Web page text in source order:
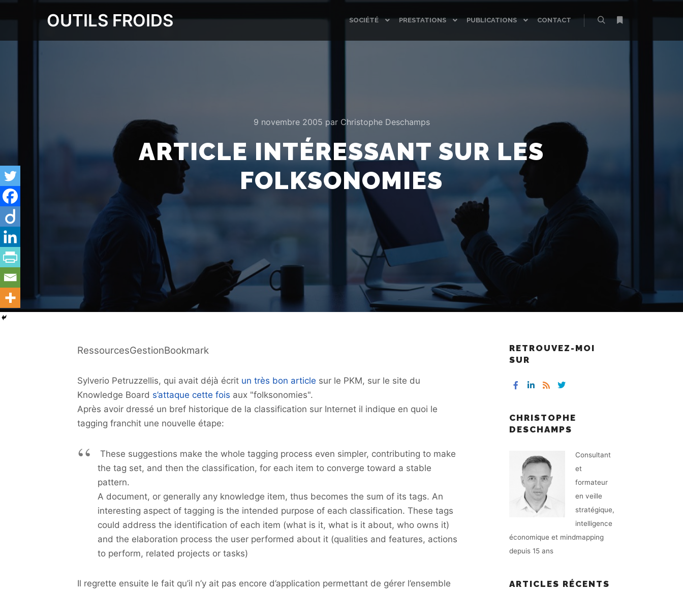
OUTILS FROIDS SOCIÉTÉ PRESTATIONS PUBLICATIONS
CONTACT
9 novembre 2005 par Christophe Deschamps
ARTICLE INTÉRESSANT SUR LES
FOLKSONOMIES
RessourcesGestionBookmark
Sylverio Petruzzellis, qui avait déjà écrit un très bon article sur le PKM, sur le site du
Knowledge Board s’attaque cette fois aux "folksonomies".
Après avoir dressé un bref historique de la classification sur Internet il indique en quoi le
tagging franchit une nouvelle étape:
These suggestions make the whole tagging process even simpler, contributing to make
the tag set, and then the classification, for each item to converge toward a stable
pattern.
A document, or generally any knowledge item, thus becomes the sum of its tags. An
interesting aspect of tagging is the intended purpose of each classification. These tags
could address the identification of each item (what is it, what is it about, who owns it)
and the elaboration process the user performed about it (qualities and features, actions
to perform, related projects or tasks)
Il regrette ensuite le fait qu’il n’y ait pas encore d’application permettant de gérer l’ensemble
RETROUVEZ-MOI
SUR
CHRISTOPHE
DESCHAMPS
Consultant
et
formateur
en veille
stratégique,
intelligence
économique et mindmapping
depuis 15 ans
ARTICLES RÉCENTS